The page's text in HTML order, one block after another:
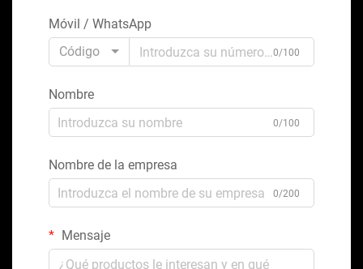
Móvil / WhatsApp
Código
0/100
Nombre
0/100
Nombre de la empresa
0/200
Mensaje